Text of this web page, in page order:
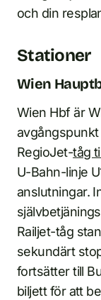
och din
Stationer
Wien
Wien Hbf är
avgångspunkt
RegioJet-tåg
U-Bahn-linje
anslutningar.
Railjet-tåg
sekundärt
fortsätter till
biljett för att